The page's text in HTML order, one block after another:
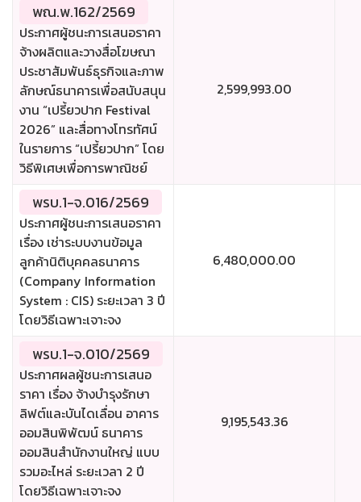
พณ.พ.162/2569
ประกาศผู้ชนะการเสนอราคา
จ้างผลิตและวางสื่อโฆษณา
ประชาสัมพันธ์ธุรกิจและภาพ
ลักษณ์ธนาคารเพื่อสนับสนุน
งาน “เปรี้ยวปาก Festival
2026” และสื่อทางโทรทัศน์
ในรายการ “เปรี้ยวปาก” โดย
วิธีพิเศษเพื่อการพาณิชย์
2,599,993.00
พรบ.1-จ.016/2569
ประกาศผู้ชนะการเสนอราคา
เรื่อง เช่าระบบงานข้อมูล
ลูกค้านิติบุคคลธนาคาร
(Company Information
System : CIS) ระยะเวลา 3 ปี
โดยวิธีเฉพาะเจาะจง
6,480,000.00
พรบ.1-จ.010/2569
ประกาศผลผู้ชนะการเสนอ
ราคา เรื่อง จ้างบำรุงรักษา
ลิฟต์และบันไดเลื่อน อาคาร
ออมสินพิพัฒน์ ธนาคาร
ออมสินสำนักงานใหญ่ แบบ
รวมอะไหล่ ระยะเวลา 2 ปี
โดยวิธีเฉพาะเจาะจง
9,195,543.36